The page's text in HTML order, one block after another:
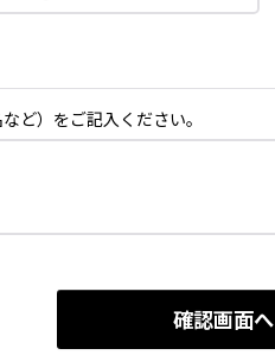
ど）をご記入ください。
確認画面へ